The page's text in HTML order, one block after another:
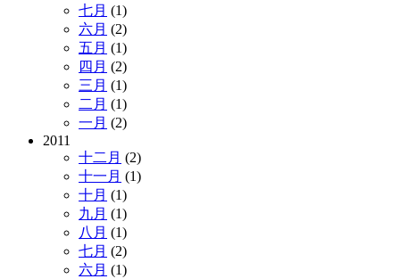
七月 (1)
六月 (2)
五月 (1)
四月 (2)
三月 (1)
二月 (1)
一月 (2)
2011
十二月 (2)
十一月 (1)
十月 (1)
九月 (1)
八月 (1)
七月 (2)
六月 (1)